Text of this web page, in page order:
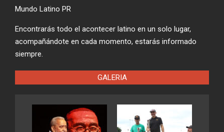
Mundo Latino PR
Encontrarás todo el acontecer latino en un solo lugar,
acompañándote en cada momento, estarás informado
siempre.
GALERIA